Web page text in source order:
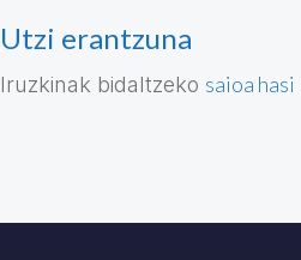
Utzi erantzuna
Iruzkinak bidaltzeko saioa hasi